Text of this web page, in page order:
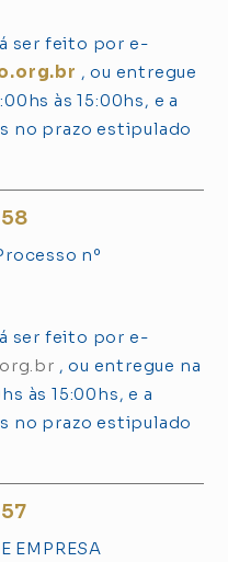
ser feito por e-
, ou entregue
às 15:00hs, e a
no prazo estipulado
nº
ser feito por e-
, ou entregue na
às 15:00hs, e a
no prazo estipulado
EMPRESA